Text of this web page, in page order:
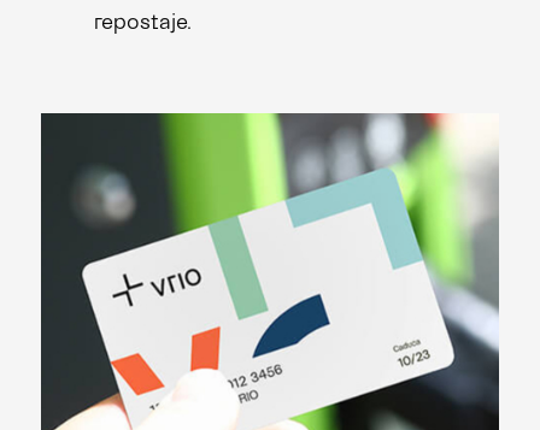
repostaje.